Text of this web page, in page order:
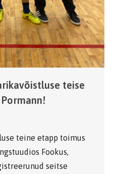
teise
teine etapp toimus
Fookus,
seitse